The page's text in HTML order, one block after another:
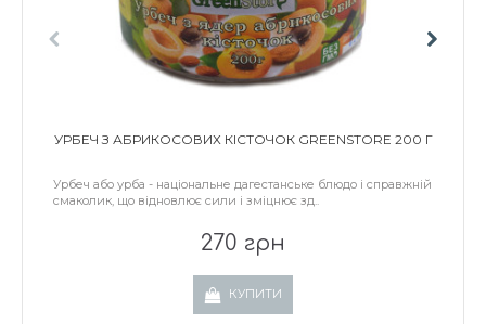
УРБЕЧ З АБРИКОСОВИХ КІСТОЧОК GREENSTORE 200 Г
Урбеч або урба - національне дагестанське блюдо і справжній
смаколик, що відновлює сили і зміцнює зд..
270 грн
КУПИТИ